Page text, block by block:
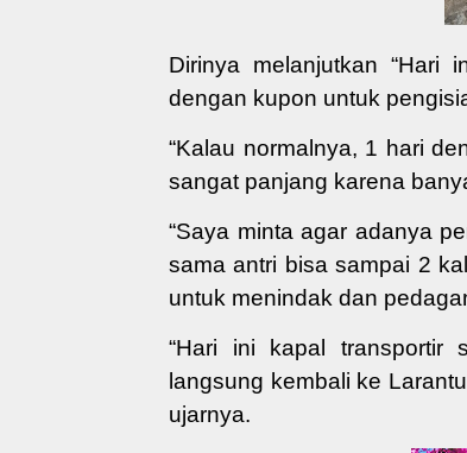
Dirinya melanjutkan “Hari
dengan kupon untuk
“Kalau normalnya, 1 hari
sangat panjang karena
“Saya minta agar adanya
sama antri bisa sampai 2
untuk menindak dan
“Hari ini kapal transportir
langsung kembali ke
ujarnya.